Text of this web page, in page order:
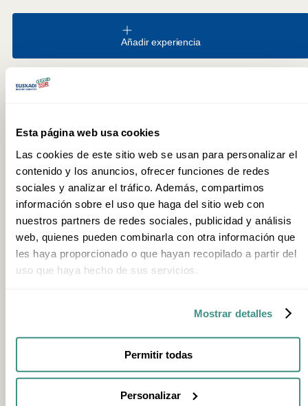
Esta página web usa cookies
Las cookies de este sitio web se usan para personalizar el
contenido y los anuncios, ofrecer funciones de redes
sociales y analizar el tráfico. Además, compartimos
información sobre el uso que haga del sitio web con
nuestros partners de redes sociales, publicidad y análisis
web, quienes pueden combinarla con otra información que
les haya proporcionado o que hayan recopilado a partir del
uso que haya hecho de sus servicios.
Mostrar detalles
Permitir todas
Personalizar
Se sube por el puerto de Orduña hasta el alto del Monte
Santiago. El parking más cercano al mirador es el Parking
Fuente Santiago (Parking nº 3)
¿El Salto del Nervión siempre lleva agua?
No. Se recomienda consultar las previsiones meteorológicas
antes de la visita.
Sí. Desde Untzaga se puede ver de frente en una ruta de 11 km
Añadir experiencia